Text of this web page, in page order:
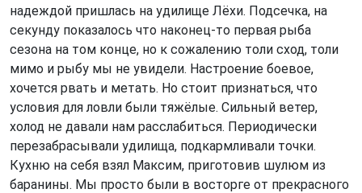
надеждой пришлась на удилище Лёхи. Подсечка, на
секунду показалось что наконец-то первая рыба
сезона на том конце, но к сожалению толи сход, толи
мимо и рыбу мы не увидели. Настроение боевое,
хочется рвать и метать. Но стоит признаться, что
условия для ловли были тяжёлые. Сильный ветер,
холод не давали нам расслабиться. Периодически
перезабрасывали удилища, подкармливали точки.
Кухню на себя взял Максим, приготовив шулюм из
баранины. Мы просто были в восторге от прекрасного